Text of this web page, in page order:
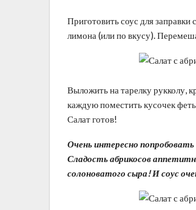
Приготовить соус для заправки
лимона (или по вкусу).
Выложить на тарелку рукколу,
каждую поместить кусочек
Салат готов!
Очень интересно
Сладость абрикосов
солоноватого сыра! И соус